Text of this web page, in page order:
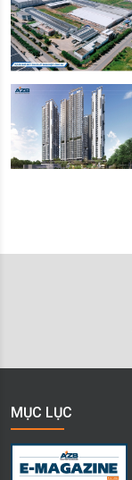
MỤC LỤC